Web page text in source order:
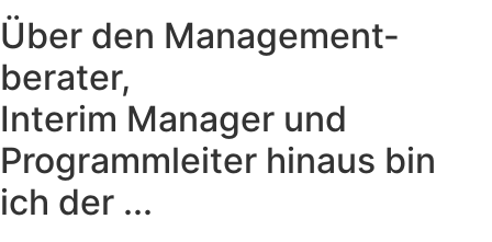
Über den Management­
berater,
Interim Manager und
Programmleiter hinaus bin
ich der ...